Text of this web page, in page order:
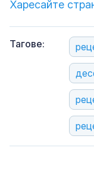
Харесайте
Тагове: